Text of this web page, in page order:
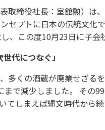
取締役社長：室舘勲）は
セプトに日本の伝統文化
、この度10月23日に子会
代につなぐ」
多くの酒蔵が廃業せざる
で減少しました。 その
てしまえば縄文時代から